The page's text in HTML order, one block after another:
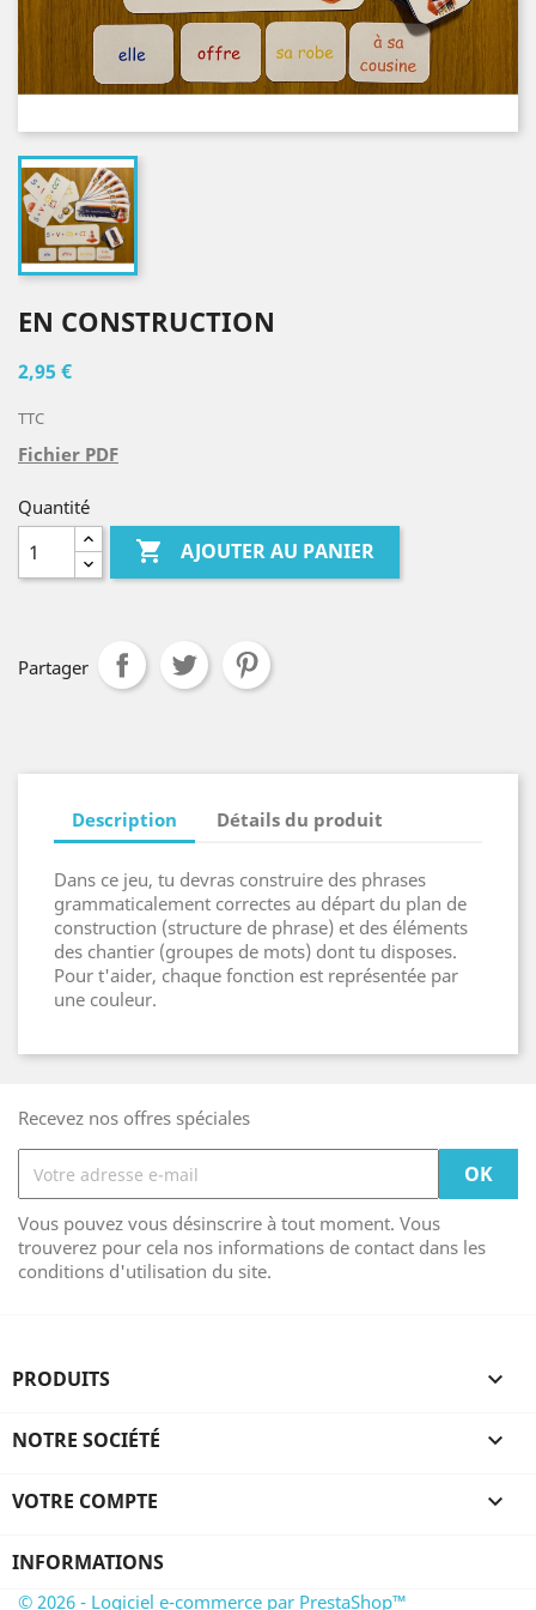
EN CONSTRUCTION
2,95 €
TTC
Fichier PDF
Quantité
 AJOUTER AU PANIER
Partager
Description Détails du produit
Dans ce jeu, tu devras construire des phrases
grammaticalement correctes au départ du plan de
construction (structure de phrase) et des éléments
des chantier (groupes de mots) dont tu disposes.
Pour t'aider, chaque fonction est représentée par
une couleur.
Recevez nos offres spéciales
Vous pouvez vous désinscrire à tout moment. Vous
trouverez pour cela nos informations de contact dans les
conditions d'utilisation du site.
PRODUITS 
NOTRE SOCIÉTÉ 
VOTRE COMPTE 
INFORMATIONS
© 2026 - Logiciel e-commerce par PrestaShop™